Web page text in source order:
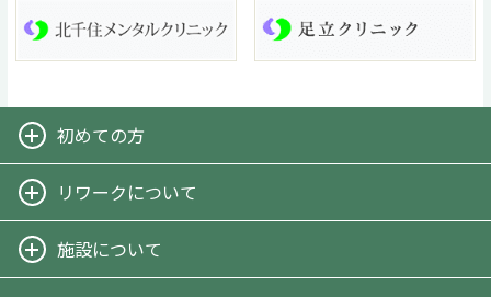
初めての方
-リワークとは
リワークについて
-リワークプログラム
施設について
-施設案内